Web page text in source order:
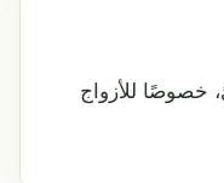
خصوصًا للأزواج